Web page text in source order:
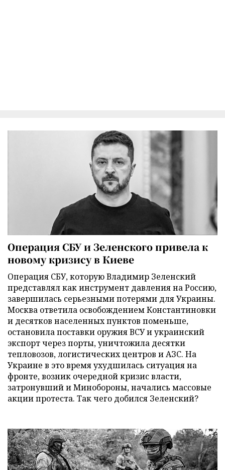
Операция СБУ и Зеленского привела к
новому кризису в Киеве
Операция СБУ, которую Владимир Зеленский
представлял как инструмент давления на Россию,
завершилась серьезными потерями для Украины.
Москва ответила освобождением Константиновки
и десятков населенных пунктов поменьше,
остановила поставки оружия ВСУ и украинский
экспорт через порты, уничтожила десятки
тепловозов, логистических центров и АЗС. На
Украине в это время ухудшилась ситуация на
фронте, возник очередной кризис власти,
затронувший и Минобороны, начались массовые
акции протеста. Так чего добился Зеленский?